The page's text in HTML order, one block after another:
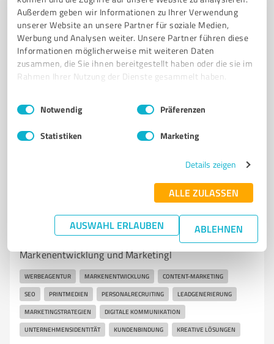
Außerdem geben wir Informationen zu Ihrer Verwendung
unserer Website an unsere Partner für soziale Medien,
Werbung und Analysen weiter. Unsere Partner führen diese
Informationen möglicherweise mit weiteren Daten
zusammen, die Sie ihnen bereitgestellt haben oder die sie im
Rahmen Ihrer Nutzung der Dienste gesammelt haben.
Impressum Datenschutzbestimmungen
Einwilligungsauswahl
Notwendig Präferenzen
Statistiken Marketing
Details zeigen
ALLE ZULASSEN
AUSWAHL ERLAUBEN ABLEHNEN
FOLIENBESCHRIFTUNGEN TEXTILDRUCK UV-DIGITALDRUCK
GESCHÄFTSDRUCKSACHEN PVC-BANNER KFZ-BESCHRIFTUNGEN
INDIVIDUELLE TEXTILIEN KREATIVE DRUCKLÖSUNGEN QUALITÄTSDRUCK
Molkereistraße 16, 86879 Wiedergeltingen
5,00 / 5,00
Steiger Complete GmbH
Werbeagentur Steiger Complete in Mindelheim für
Markenentwicklung und Marketingl
WERBEAGENTUR MARKENENTWICKLUNG CONTENT-MARKETING
SEO PRINTMEDIEN PERSONALRECRUITING LEADGENERIERUNG
MARKETINGSTRATEGIEN DIGITALE KOMMUNIKATION
UNTERNEHMENSIDENTITÄT KUNDENBINDUNG KREATIVE LÖSUNGEN